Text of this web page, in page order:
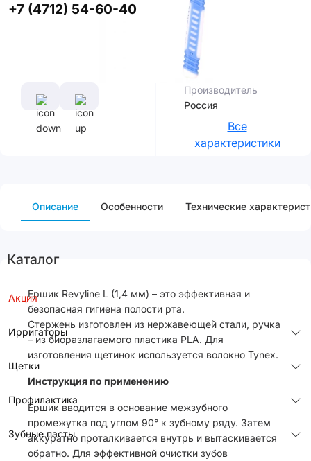
+7 (4712) 54-60-40
Каталог
Акция
Ирригаторы
Щетки
Профилактика
Зубные пасты
Характеристики
Производитель
Россия
Все
характеристики
Описание Особенности Технические
Ершик Revyline L (1,4 мм) – это эффективная и
безопасная гигиена полости рта.
Стержень изготовлен из нержавеющей стали, ручка
– из биоразлагаемого пластика PLA. Для
изготовления щетинок используется волокно Tynex.
Инструкция по применению
Ершик вводится в основание межзубного
промежутка под углом 90° к зубному ряду. Затем
аккуратно проталкивается внутрь и вытаскивается
обратно. Для эффективной очистки зубов